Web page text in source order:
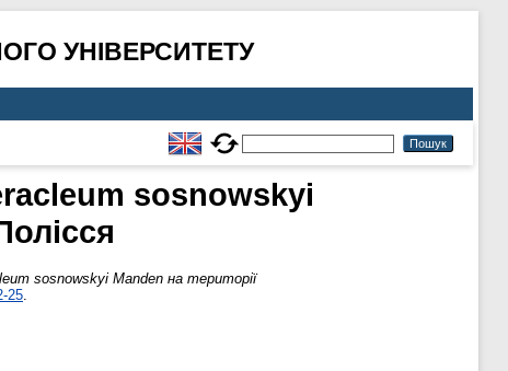
УНІВЕРСИТЕТУ
sosnowskyi
sosnowskyi Manden на території
25.